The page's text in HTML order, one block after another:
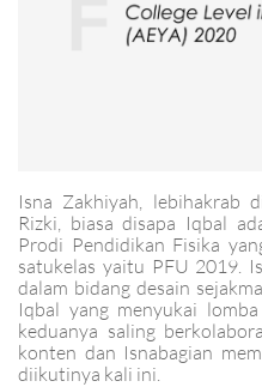
Isna Zakhiyah, lebihakrab
Rizki, biasa disapa Iqbal
Prodi Pendidikan Fisika
satukelas yaitu PFU 2019.
dalam bidang desain
Iqbal yang menyukai
keduanya saling
konten dan Isnabagian
diikutinya kali ini.